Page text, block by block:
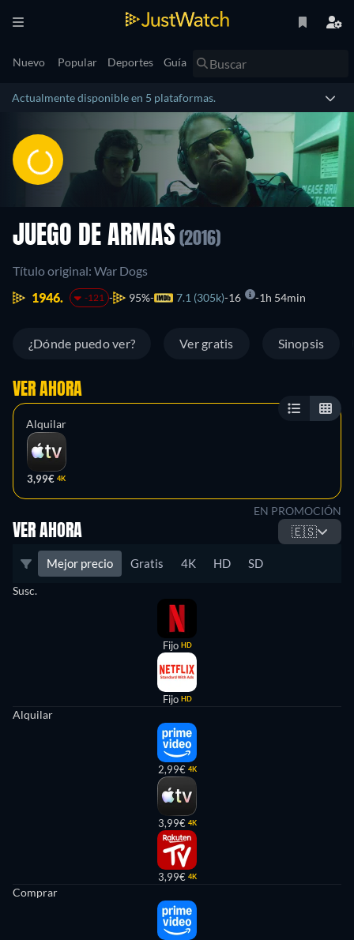
Nuevo Popular Deportes Guía
Actualmente disponible en 5 plataformas.
JUEGO DE ARMAS (2016)
Título original: War Dogs
1946.
-121 95% 7.1 (305k) 16 1h 54min
¿Dónde puedo ver? Ver gratis Sinopsis
VER AHORA
Alquilar
3,99€ 4K
EN PROMOCIÓN
VER AHORA 🇪🇸
Mejor precio Gratis 4K HD SD
Susc.
Fijo HD
Fijo HD
Alquilar
2,99€ 4K
3,99€ 4K
3,99€ 4K
Comprar